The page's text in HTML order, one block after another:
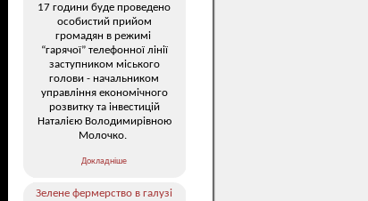
17 години буде проведено
особистий прийом
громадян в режимі
“гарячої” телефонної лінії
заступником міського
голови - начальником
управління економічного
розвитку та інвестицій
Наталією Володимирівною
Молочко.
Докладніше
Зелене фермерство в галузі